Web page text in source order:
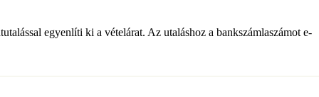
egyenlíti ki a vételárat. Az utaláshoz a bankszámlaszámot e-